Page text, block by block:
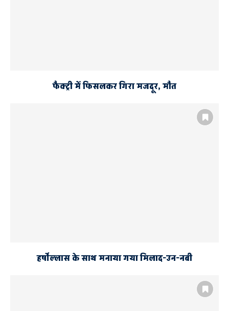
फैक्ट्री में फिसलकर गिरा मजदूर, मौत
हर्षोल्लास के साथ मनाया गया मिलाद-उन-नबी